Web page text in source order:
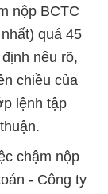
nộp BCTC
quá 45
nêu rõ,
chiều của
lệnh tập
chậm nộp
- Công ty